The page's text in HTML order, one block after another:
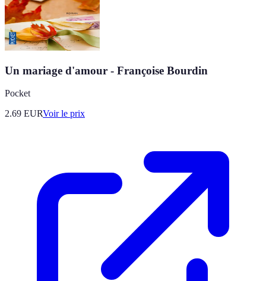
Un mariage d'amour - Françoise Bourdin
Pocket
2.69 EURVoir le prix